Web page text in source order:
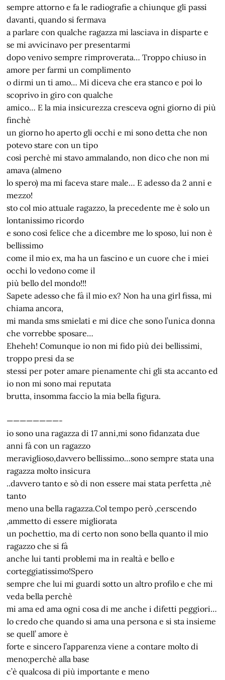
sempre attorno e fa le radiografie a chiunque gli passi
davanti, quando si fermava
a parlare con qualche ragazza mi lasciava in disparte e
se mi avvicinavo per presentarmi
dopo venivo sempre rimproverata… Troppo chiuso in
amore per farmi un complimento
o dirmi un ti amo… Mi diceva che era stanco e poi lo
scoprivo in giro con qualche
amico… E la mia insicurezza cresceva ogni giorno di più
finchè
un giorno ho aperto gli occhi e mi sono detta che non
potevo stare con un tipo
così perchè mi stavo ammalando, non dico che non mi
amava (almeno
lo spero) ma mi faceva stare male… E adesso da 2 anni e
mezzo!
sto col mio attuale ragazzo, la precedente me è solo un
lontanissimo ricordo
e sono così felice che a dicembre me lo sposo, lui non è
bellissimo
come il mio ex, ma ha un fascino e un cuore che i miei
occhi lo vedono come il
più bello del mondo!!!
Sapete adesso che fà il mio ex? Non ha una girl fissa, mi
chiama ancora,
mi manda sms smielati e mi dice che sono l’unica donna
che vorrebbe sposare…
Eheheh! Comunque io non mi fido più dei bellissimi,
troppo presi da se
stessi per poter amare pienamente chi gli sta accanto ed
io non mi sono mai reputata
brutta, insomma faccio la mia bella figura.
————————-
io sono una ragazza di 17 anni,mi sono fidanzata due
anni fà con un ragazzo
meraviglioso,davvero bellissimo…sono sempre stata una
ragazza molto insicura
..davvero tanto e sò di non essere mai stata perfetta ,nè
tanto
meno una bella ragazza.Col tempo però ,cerscendo
,ammetto di essere migliorata
un pochettio, ma di certo non sono bella quanto il mio
ragazzo che si fà
anche lui tanti problemi ma in realtà e bello e
corteggiatissimo!Spero
sempre che lui mi guardi sotto un altro profilo e che mi
veda bella perchè
mi ama ed ama ogni cosa di me anche i difetti peggiori…
Io credo che quando si ama una persona e si sta insieme
se quell’ amore è
forte e sincero l’apparenza viene a contare molto di
meno;perchè alla base
c’è qualcosa di più importante e meno